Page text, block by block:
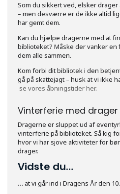
Som du sikkert ved, elsker drager
– men desværre er de ikke altid
har gemt dem.
Kan du hjælpe dragerne med at
biblioteket? Måske der vanker
dem alle sammen.
Kom forbi dit bibliotek i den
gå på skattejagt – husk at vi ikke
se vores åbningstider her.
Vinterferie med drager
Dragerne er sluppet ud af
vinterferie på biblioteket. Så kig
hvor vi har sjove aktiviteter for
drager.
Vidste du…
… at vi går ind i Dragens År den